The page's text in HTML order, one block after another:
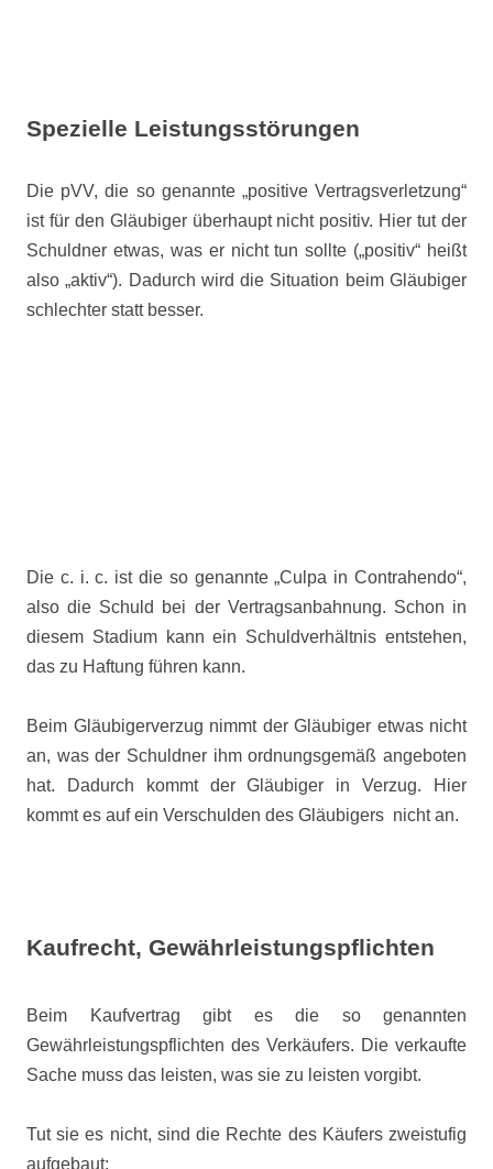
Spezielle Leistungsstörungen
Die pVV, die so genannte „positive Vertragsverletzung“
ist für den Gläubiger überhaupt nicht positiv. Hier tut der
Schuldner etwas, was er nicht tun sollte („positiv“ heißt
also „aktiv“). Dadurch wird die Situation beim Gläubiger
schlechter statt besser.
Die c. i. c. ist die so genannte „Culpa in Contrahendo“,
also die Schuld bei der Vertragsanbahnung. Schon in
diesem Stadium kann ein Schuldverhältnis entstehen,
das zu Haftung führen kann.
Beim Gläubigerverzug nimmt der Gläubiger etwas nicht
an, was der Schuldner ihm ordnungsgemäß angeboten
hat. Dadurch kommt der Gläubiger in Verzug. Hier
kommt es auf ein Verschulden des Gläubigers nicht an.
Kaufrecht, Gewährleistungspflichten
Beim Kaufvertrag gibt es die so genannten
Gewährleistungspflichten des Verkäufers. Die verkaufte
Sache muss das leisten, was sie zu leisten vorgibt.
Tut sie es nicht, sind die Rechte des Käufers zweistufig
aufgebaut: